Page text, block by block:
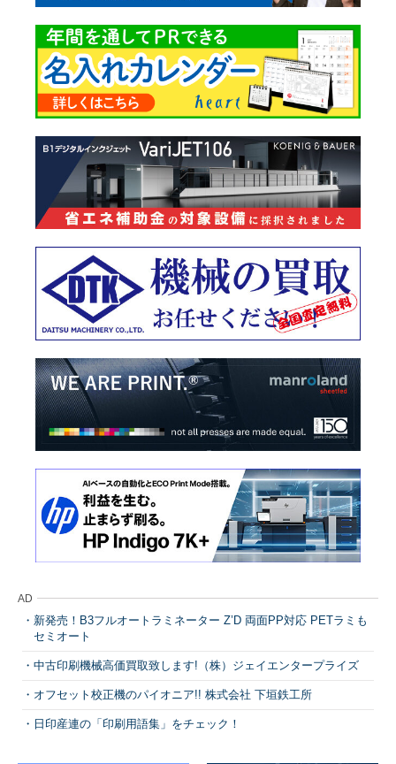
AD
新発売！B3フルオートラミネーター Z’D 両面PP対応 PETラミも
セミオート
中古印刷機械高価買取致します!（株）ジェイエンタープライズ
オフセット校正機のパイオニア!! 株式会社 下垣鉄工所
日印産連の「印刷用語集」をチェック！